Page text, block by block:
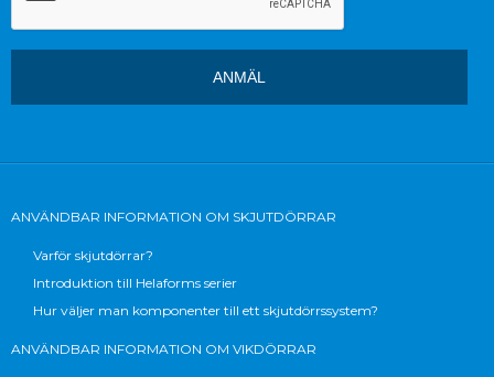
ANVÄNDBAR INFORMATION OM SKJUTDÖRRAR
Varför skjutdörrar?
Introduktion till Helaforms serier
Hur väljer man komponenter till ett skjutdörrssystem?
ANVÄNDBAR INFORMATION OM VIKDÖRRAR